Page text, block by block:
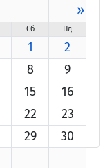
»
Сб Нд
1
2
8
9
15
16
22
23
29
30